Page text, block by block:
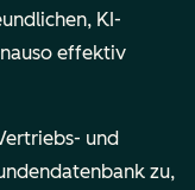
KI-
effektiv
und
zu,